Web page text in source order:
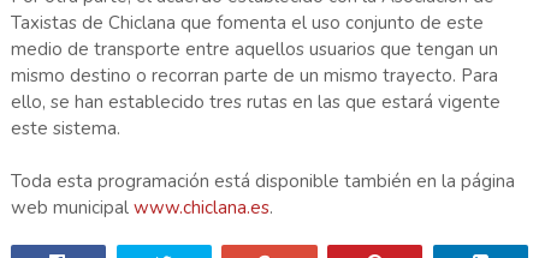
Taxistas de Chiclana que fomenta el uso conjunto de este
medio de transporte entre aquellos usuarios que tengan un
mismo destino o recorran parte de un mismo trayecto. Para
ello, se han establecido tres rutas en las que estará vigente
este sistema.
Toda esta programación está disponible también en la página
web municipal www.chiclana.es.